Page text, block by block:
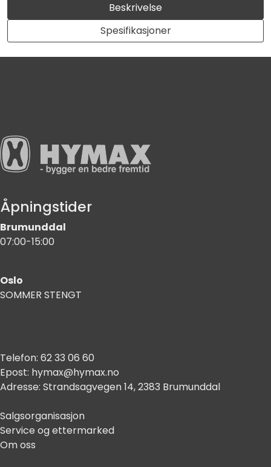
Beskrivelse
Spesifikasjoner
Åpningstider
Brumunddal
07:00-15:00
Oslo
SOMMER STENGT
Telefon: 62 33 06 60
Epost: hymax@hymax.no
Adresse: Strandsagvegen 14, 2383 Brumunddal
Salgsorganisasjon
Service og ettermarked
Om oss